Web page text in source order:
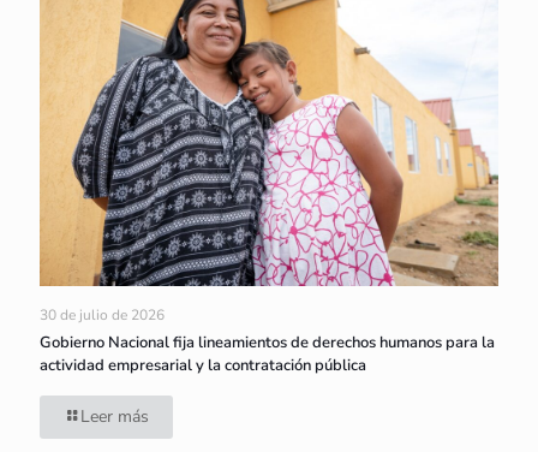
30 de julio de 2026
Gobierno Nacional fija lineamientos de derechos humanos para la
actividad empresarial y la contratación pública
Leer más